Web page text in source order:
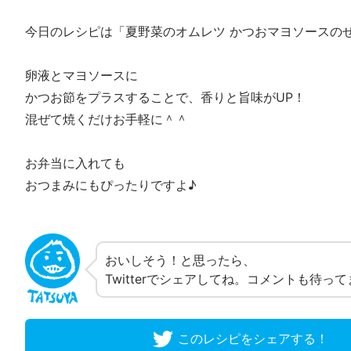
今日のレシピは「夏野菜のオムレツ かつおマヨソースのせ
卵液とマヨソースに
かつお節をプラスすることで、香りと旨味がUP！
混ぜて焼くだけお手軽に＾＾
お弁当に入れても
おつまみにもぴったりですよ♪
おいしそう！と思ったら、
Twitterでシェアしてね。コメントも待って
このレシピをシェアする！